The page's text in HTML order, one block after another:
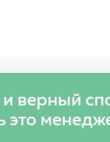
верный
это